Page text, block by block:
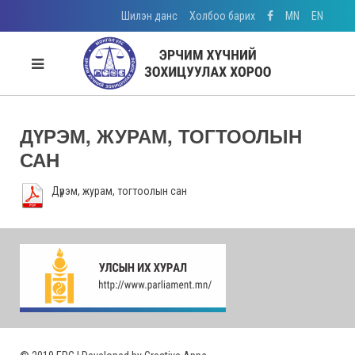
Шилэн данс Холбоо барих MN EN
ДҮРЭМ, ЖУРАМ, ТОГТООЛЫН
САН
Дүрэм, журам, тогтоолын сан